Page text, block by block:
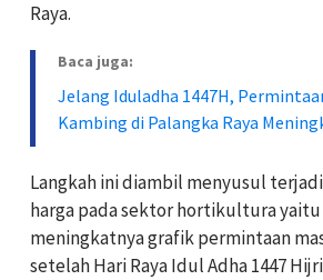
Raya.
Baca juga:
Jelang Iduladha 1447H,
Kambing di Palangka Raya
‎‎Langkah ini diambil menyusul
harga pada sektor hortikultura yaitu
meningkatnya grafik permintaan
setelah Hari Raya Idul Adha 1447